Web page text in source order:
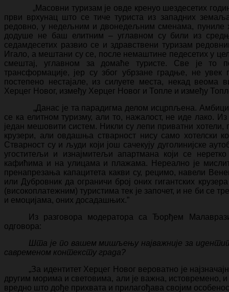
„Масовни туризам је овде кренуо шездесетих
први врхунац што се тиче туриста из западних
редовно, у недељним и двонедељним сменама, пуниле
додуше не баш елитним – углавном су били из
седамдесетих развио се и здравствени туризам
Игало, а мештани су се, после немаштине педесетих у
смештај, углавном за домаће туристе. Све је то
трансформације, јер су због убрзане градње, не увек
постепено нестајале, из силуете места, некад
Херцег Новог, између Херцег Новог и Топле и између
„Данас је та парадигма делом исцрпљена.
се ка елитном туризму, али то, нажалост, не иде лако.
један мешовити систем. Никли су лепи приватни
крузери, али овдашња стварност нису само хотелски
Стварност су и људи који још сачекују дуголинијске
угоститељи и изнајмитељи апартмана који се
кафићима и на улицама и плажама. Нереално је
пренапрезања капацитета какви су, рецимо, навели
или Дубровник да ограничи број оних гигантских
(високоплатежним) туристима тек је започет, и не би се
и емоцијама, оних досадашњих.”
Из разговора модератора са Ђорђем
одговора:
Шта је по вашем мишљењу најважније за
савременом контексту града?
„За идентитет Херцег Новог вероватно је
другим морима и световима, али је важна, истовремено,
вредно што дође прихвата и прилагођава својим